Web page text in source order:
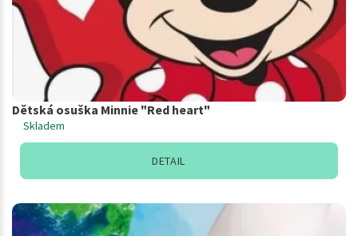
Dětská osuška Minnie "Red heart"
Skladem
DETAIL